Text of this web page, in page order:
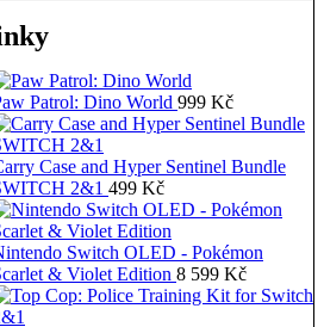
Patrol: Dino World 999 Kč
Case and Hyper Sentinel Bundle
2&1 499 Kč
Switch OLED - Pokémon
& Violet Edition 8 599 Kč